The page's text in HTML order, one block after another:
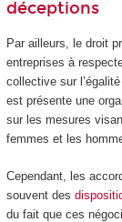
déceptions
Par ailleurs, le droit
entreprises à
collective sur
est présente une
sur les mesures
femmes et les
Cependant, les
souvent des
du fait que ces